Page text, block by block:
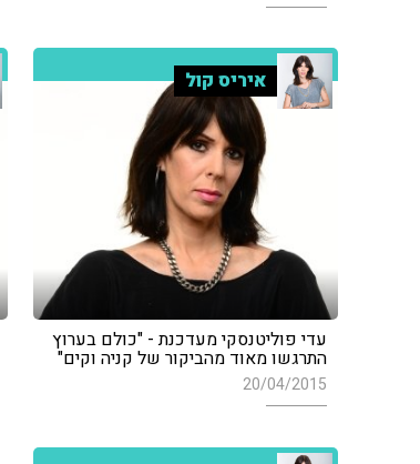
איריס קול
עדי פוליטנסקי מעדכנת - "כולם בערוץ
התרגשו מאוד מהביקור של קניה וקים"
20/04/2015